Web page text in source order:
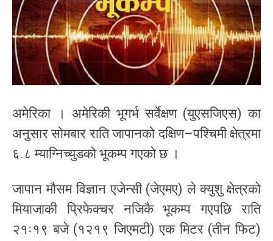
अमेरिका । अमेरिकी भूगर्भ सर्वेक्षण (युएसजिएस) का
अनुसार सोमबार राति जापानको दक्षिण–पश्चिमी क्षेत्रमा
६.८ म्याग्निच्युडको भूकम्प गएको छ ।
जापान मौसम विज्ञान एजेन्सी (जेएमए) ले क्युशु क्षेत्रको
मियाजाकी प्रिफेक्चर नजिकै भूकम्प गएपछि राति
२१ः१९ बजे (१२१९ जिएमटी) एक मिटर (तीन फिट)